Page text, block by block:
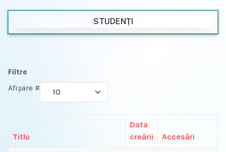
Filtre
Afișare #
Titlu
Data
creării
Accesări
STUDENȚI